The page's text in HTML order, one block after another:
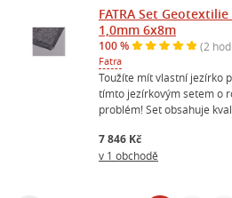
FATRA Set
1,0mm 6x8m
100 % (2
Fatra
Toužíte mít vlastní jezírko
tímto jezírkovým setem o
problém! Set obsahuje
7 846 Kč
v 1 obchodě